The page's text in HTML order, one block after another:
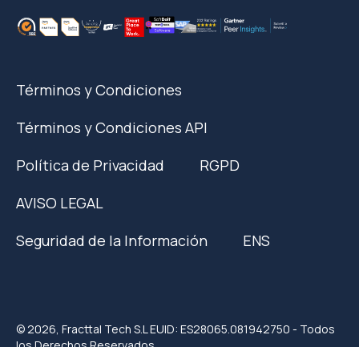
Términos y Condiciones
Términos y Condiciones API
Política de Privacidad
RGPD
AVISO LEGAL
Seguridad de la Información
ENS
© 2026, Fracttal Tech S.L EUID: ES28065.081942750 - Todos